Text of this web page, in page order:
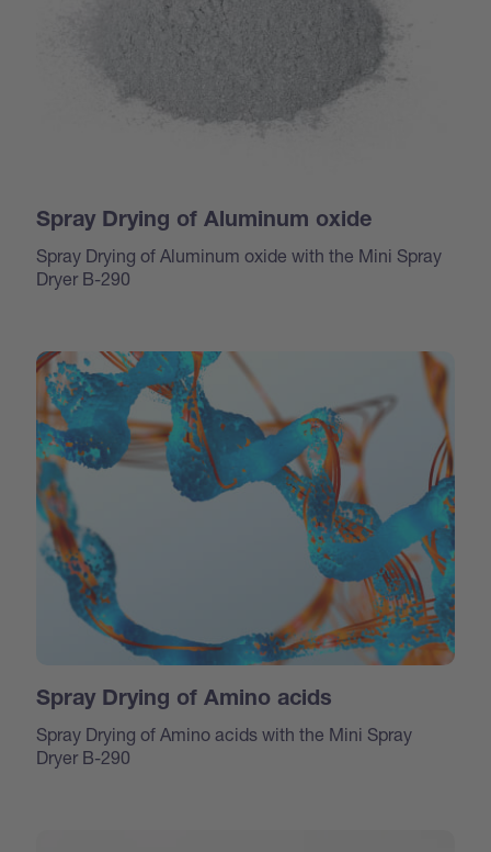
Spray Drying of Aluminum oxide
Spray Drying of Aluminum oxide with the Mini Spray
Dryer B-290
Spray Drying of Amino acids
Spray Drying of Amino acids with the Mini Spray
Dryer B-290